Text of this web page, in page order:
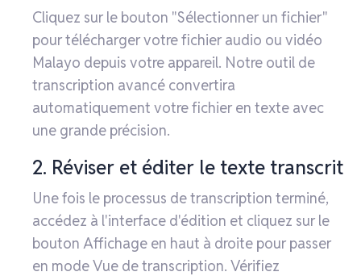
Cliquez sur le bouton "Sélectionner un fichier"
pour télécharger votre fichier audio ou vidéo
Malayo depuis votre appareil. Notre outil de
transcription avancé convertira
automatiquement votre fichier en texte avec
une grande précision.
2. Réviser et éditer le texte transcrit
Une fois le processus de transcription terminé,
accédez à l'interface d'édition et cliquez sur le
bouton Affichage en haut à droite pour passer
en mode Vue de transcription. Vérifiez